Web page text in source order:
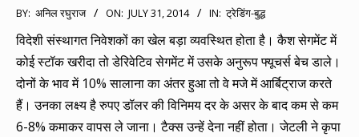
2014-
07-
31
BY: अनिल रघुराज ON: JULY 31, 2014 IN: ट्रेडिंग-बुद्ध
विदेशी संस्थागत निवेशकों का खेल बड़ा व्यवस्थित होता है। कैश सेगमेंट में
कोई स्टॉक खरीदा तो डेरिवेटिव सेगमेंट में उसके अनुरूप फ्यूचर्स बेच डाले।
दोनों के भाव में 10% सालाना का अंतर हुआ तो वे मजे में आर्बिट्राज करते
हैं। उनका लक्ष्य है रुपए डॉलर की विनिमय दर के असर के बाद कम से कम
6-8% कमाकर वापस ले जाना। टैक्स उन्हें देना नहीं होता। जेटली ने कृपा